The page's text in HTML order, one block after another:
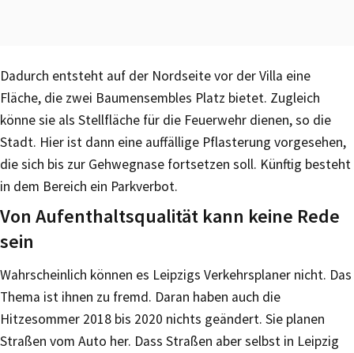
Dadurch entsteht auf der Nordseite vor der Villa eine
Fläche, die zwei Baumensembles Platz bietet. Zugleich
könne sie als Stellfläche für die Feuerwehr dienen, so die
Stadt. Hier ist dann eine auffällige Pflasterung vorgesehen,
die sich bis zur Gehwegnase fortsetzen soll. Künftig besteht
in dem Bereich ein Parkverbot.
Von Aufenthaltsqualität kann keine Rede
sein
Wahrscheinlich können es Leipzigs Verkehrsplaner nicht. Das
Thema ist ihnen zu fremd. Daran haben auch die
Hitzesommer 2018 bis 2020 nichts geändert. Sie planen
Straßen vom Auto her. Dass Straßen aber selbst in Leipzig